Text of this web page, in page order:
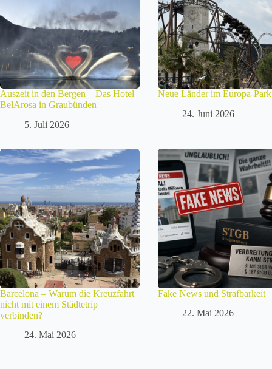
Auszeit in den Bergen – Das Hotel
BelArosa in Graubünden
5. Juli 2026
Neue Länder im Europa-Park
24. Juni 2026
Barcelona – Warum die Kreuzfahrt
nicht mit einem Städtetrip
verbinden?
24. Mai 2026
Fake News und Strafbarkeit
22. Mai 2026